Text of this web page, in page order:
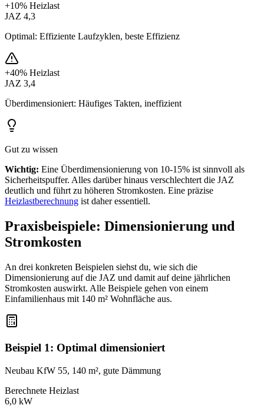
+10% Heizlast
JAZ 4,3
Optimal: Effiziente Laufzyklen, beste Effizienz
+40% Heizlast
JAZ 3,4
Überdimensioniert: Häufiges Takten, ineffizient
Gut zu wissen
Wichtig: Eine Überdimensionierung von 10-15% ist sinnvoll als
Sicherheitspuffer. Alles darüber hinaus verschlechtert die JAZ
deutlich und führt zu höheren Stromkosten. Eine präzise
Heizlastberechnung ist daher essentiell.
Praxisbeispiele: Dimensionierung und
Stromkosten
An drei konkreten Beispielen siehst du, wie sich die
Dimensionierung auf die JAZ und damit auf deine jährlichen
Stromkosten auswirkt. Alle Beispiele gehen von einem
Einfamilienhaus mit 140 m² Wohnfläche aus.
Beispiel 1: Optimal dimensioniert
Neubau KfW 55, 140 m², gute Dämmung
Berechnete Heizlast
6,0 kW